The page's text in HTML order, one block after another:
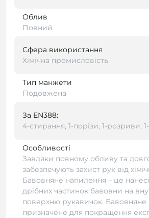
Облив
Повний
Сфера використання
Хімічна промисловість
Тип манжети
Подовжена
За EN388:
4-стирання, 1-порізи, 1-розриви,
Особливості
Завдяки повному обливу та
забезпечують захист рук від
Бавовняне напилення – це
дрібних частинок бавовни на
поверхню рукавичок. Бавовняне
призначене для покращення